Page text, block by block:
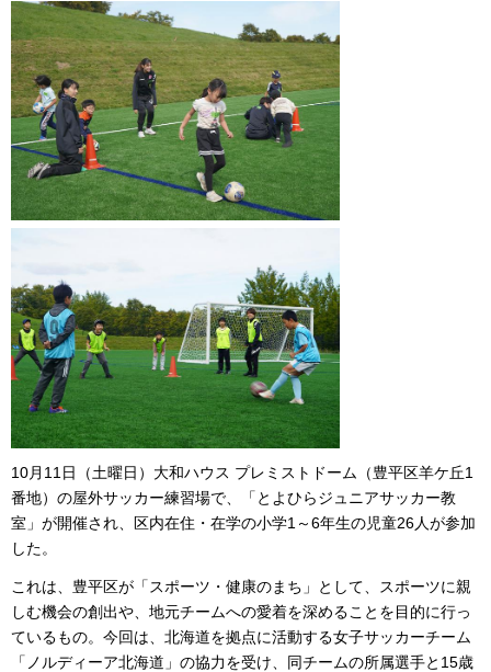
10月11日（土曜日）大和ハウス プレミストドーム（豊平区羊ケ丘1
番地）の屋外サッカー練習場で、「とよひらジュニアサッカー教
室」が開催され、区内在住・在学の小学1～6年生の児童26人が参加
した。
これは、豊平区が「スポーツ・健康のまち」として、スポーツに親
しむ機会の創出や、地元チームへの愛着を深めることを目的に行っ
ているもの。今回は、北海道を拠点に活動する女子サッカーチーム
「ノルディーア北海道」の協力を受け、同チームの所属選手と15歳